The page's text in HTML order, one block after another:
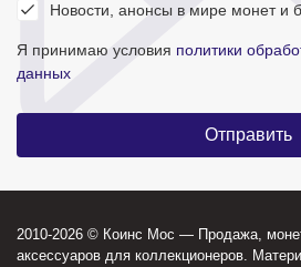
Новости, анонсы в мире монет и
Я принимаю условия политики
данных
2010-2026 © Коинс Мос — Продажа,
аксессуаров для коллекционеров.